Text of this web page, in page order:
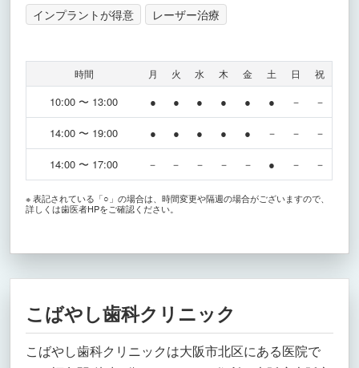
インプラントが得意
レーザー治療
時間 月 火 水 木 金 土 日 祝
10:00 〜 13:00 ● ● ● ● ● ● － －
14:00 〜 19:00 ● ● ● ● ● － － －
14:00 〜 17:00 － － － － － ● － －
※ 表記されている「○」の場合は、時間変更や隔週の場合がございますので、
詳しくは歯医者HPをご確認ください。
こばやし歯科クリニック
こばやし歯科クリニックは大阪市北区にある医院で